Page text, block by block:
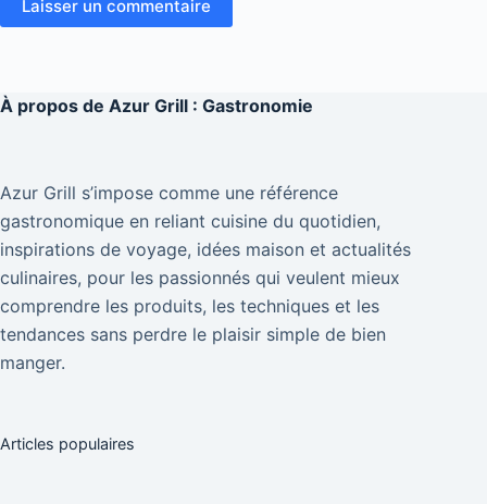
Laisser un commentaire
À propos de Azur Grill : Gastronomie
Azur Grill s’impose comme une référence
gastronomique en reliant cuisine du quotidien,
inspirations de voyage, idées maison et actualités
culinaires, pour les passionnés qui veulent mieux
comprendre les produits, les techniques et les
tendances sans perdre le plaisir simple de bien
manger.
Articles populaires